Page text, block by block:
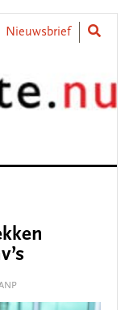
Nieuwsbrief